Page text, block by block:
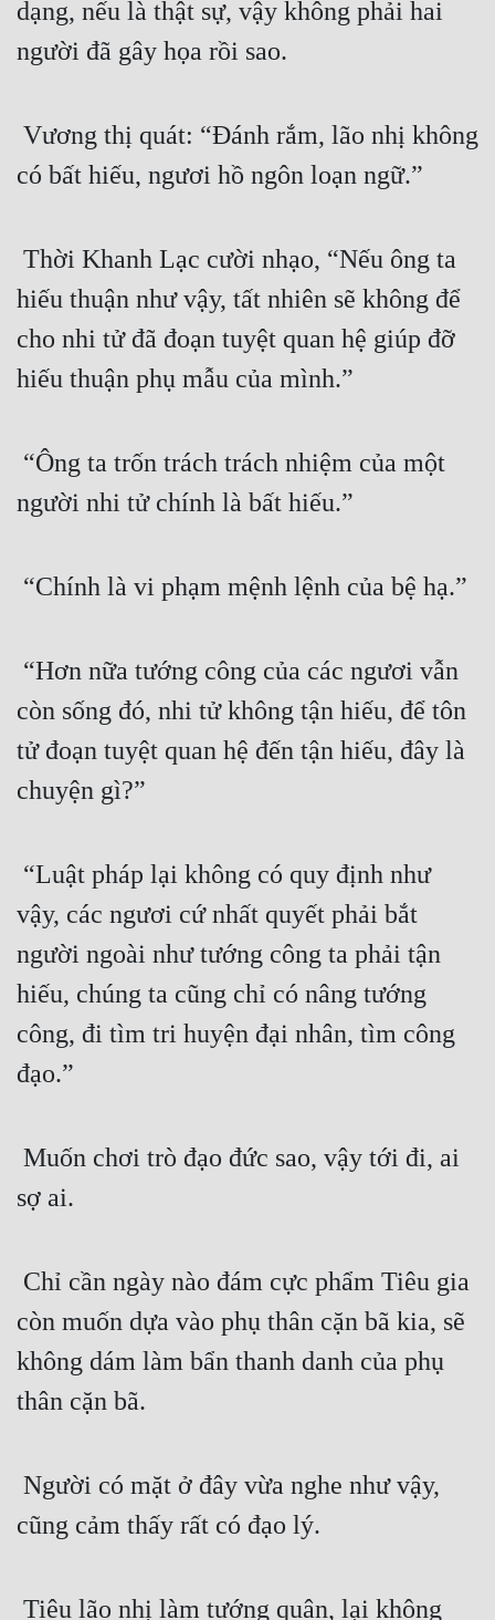
dạng, nếu là thật sự, vậy không phải hai
người đã gây họa rồi sao.
có bất hiếu, ngươi hồ ngôn loạn ngữ.”
hiếu thuận như vậy, tất nhiên sẽ không để
cho nhi tử đã đoạn tuyệt quan hệ giúp đỡ
hiếu thuận phụ mẫu của mình.”
người nhi tử chính là bất hiếu.”
“Chính là vi phạm mệnh lệnh của bệ hạ.”
còn sống đó, nhi tử không tận hiếu, để tôn
tử đoạn tuyệt quan hệ đến tận hiếu, đây là
chuyện gì?”
vậy, các ngươi cứ nhất quyết phải bắt
người ngoài như tướng công ta phải tận
hiếu, chúng ta cũng chỉ có nâng tướng
công, đi tìm tri huyện đại nhân, tìm công
đạo.”
sợ ai.
còn muốn dựa vào phụ thân cặn bã kia, sẽ
không dám làm bẩn thanh danh của phụ
thân cặn bã.
cũng cảm thấy rất có đạo lý.